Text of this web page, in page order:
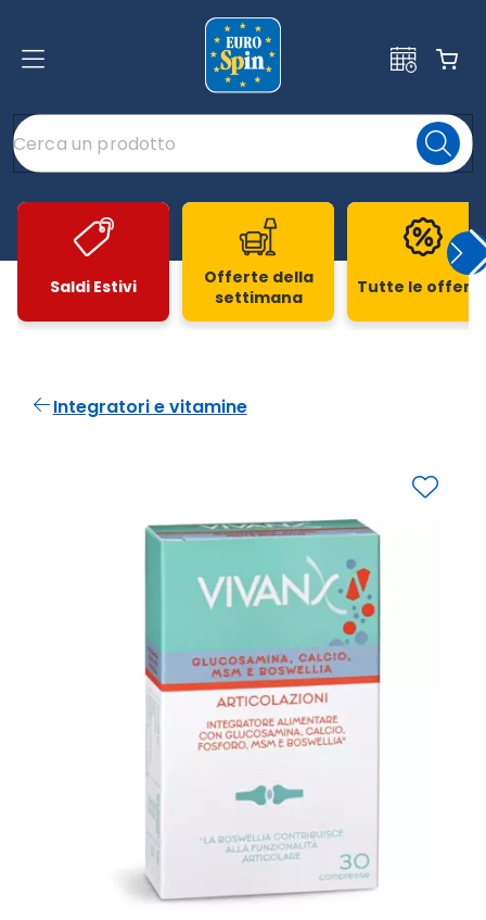
Saldi Estivi
Offerte della
settimana
Tutte le
Integratori e vitamine